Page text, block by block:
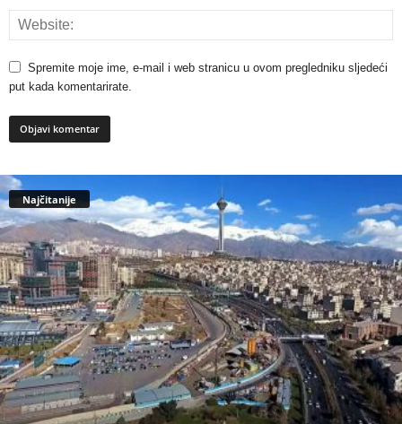
Spremite moje ime, e-mail i web stranicu u ovom pregledniku sljedeći
put kada komentarirate.
Najčitanije